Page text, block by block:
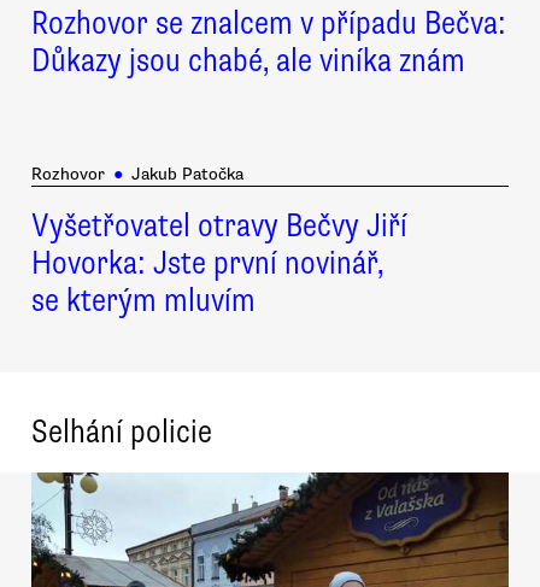
Rozhovor se znalcem v případu Bečva:
Důkazy jsou chabé, ale viníka znám
Rozhovor ● Jakub Patočka
Vyšetřovatel otravy Bečvy Jiří
Hovorka: Jste první novinář,
se kterým mluvím
Selhání policie